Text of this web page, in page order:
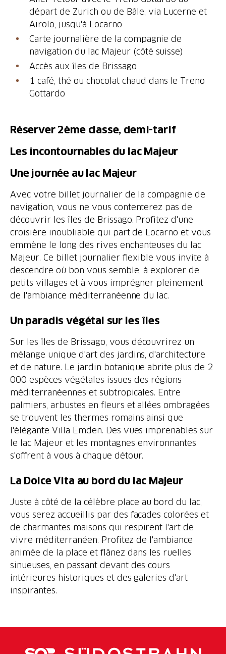
départ de Zurich ou de Bâle, via Lucerne et
Airolo, jusqu'à Locarno
Carte journalière de la compagnie de
navigation du lac Majeur (côté suisse)
Accès aux îles de Brissago
1 café, thé ou chocolat chaud dans le Treno
Gottardo
Réserver 2ème classe, demi-tarif
Les incontournables du lac Majeur
Une journée au lac Majeur
Avec votre billet journalier de la compagnie de
navigation, vous ne vous contenterez pas de
découvrir les îles de Brissago. Profitez d'une
croisière inoubliable qui part de Locarno et vous
emmène le long des rives enchanteuses du lac
Majeur. Ce billet journalier flexible vous invite à
descendre où bon vous semble, à explorer de
petits villages et à vous imprégner pleinement
de l'ambiance méditerranéenne du lac.
Un paradis végétal sur les îles
Sur les îles de Brissago, vous découvrirez un
mélange unique d'art des jardins, d'architecture
et de nature. Le jardin botanique abrite plus de 2
000 espèces végétales issues des régions
méditerranéennes et subtropicales. Entre
palmiers, arbustes en fleurs et allées ombragées
se trouvent les thermes romains ainsi que
l'élégante Villa Emden. Des vues imprenables sur
le lac Majeur et les montagnes environnantes
s'offrent à vous à chaque détour.
La Dolce Vita au bord du lac Majeur
Juste à côté de la célèbre place au bord du lac,
vous serez accueillis par des façades colorées et
de charmantes maisons qui respirent l'art de
vivre méditerranéen. Profitez de l'ambiance
animée de la place et flânez dans les ruelles
sinueuses, en passant devant des cours
intérieures historiques et des galeries d'art
inspirantes.